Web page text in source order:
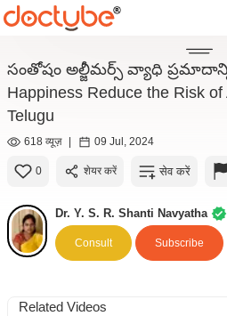
సంతోషం అల్జీమర్స్ వ్యాధి
Happiness Reduce the Risk of
Telugu
618 व्यूज़ | 09 Jul, 2024
0 शेयर करें सेव करें
Dr. Y. S. R. Shanti Navyatha
Consult Subscribe
Related Videos